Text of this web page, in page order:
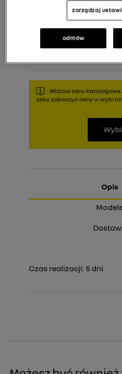
Cena rekomendowana:
Widzisz ceny
żeby zobaczyć ceny w
Opis
Czas realizacji: 5 dni
zarządzaj
odmów